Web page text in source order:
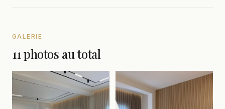
GALERIE
11 photos au total